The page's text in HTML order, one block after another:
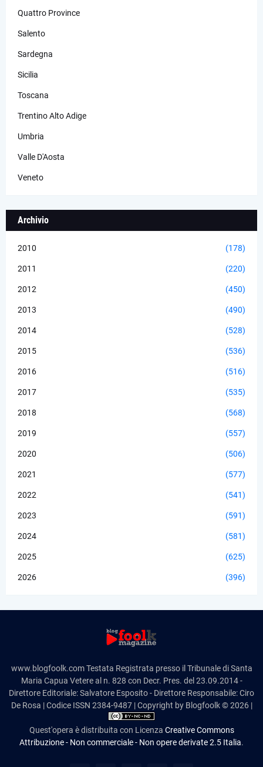
Quattro Province
Salento
Sardegna
Sicilia
Toscana
Trentino Alto Adige
Umbria
Valle D'Aosta
Veneto
Archivio
2010 (178)
2011 (220)
2012 (450)
2013 (490)
2014 (528)
2015 (536)
2016 (516)
2017 (535)
2018 (568)
2019 (557)
2020 (506)
2021 (577)
2022 (541)
2023 (591)
2024 (581)
2025 (625)
2026 (396)
www.blogfoolk.com Testata Registrata presso il Tribunale di Santa
Maria Capua Vetere al n. 828 con Decr. Pres. del 23.09.2014 -
Direttore Editoriale: Salvatore Esposito - Direttore Responsabile: Ciro
De Rosa | Codice ISSN 2384-9487 | Copyright by Blogfoolk © 2026 |
Quest'opera è distribuita con Licenza Creative Commons
Attribuzione - Non commerciale - Non opere derivate 2.5 Italia.